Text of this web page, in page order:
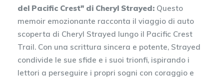
del Pacific Crest" di Cheryl Strayed: Questo
memoir emozionante racconta il viaggio di auto
scoperta di Cheryl Strayed lungo il Pacific Crest
Trail. Con una scrittura sincera e potente, Strayed
condivide le sue sfide e i suoi trionfi, ispirando i
lettori a perseguire i propri sogni con coraggio e